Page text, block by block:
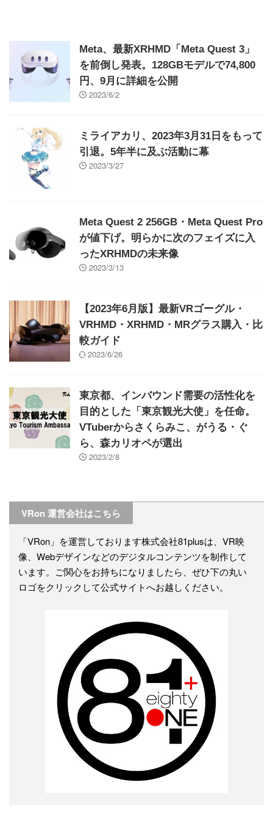
Meta、最新XRHMD「Meta Quest 3」
を前倒し発表。128GBモデルで74,800
円、9月に詳細を公開
2023/6/2
ミライアカリ、2023年3月31日をもって
引退。5年半に及ぶ活動に幕
2023/3/27
Meta Quest 2 256GB・Meta Quest Pro
が値下げ。明らかに次のフェイズに入
ったXRHMDの未来像
2023/3/13
【2023年6月版】最新VRゴーグル・
VRHMD・XRHMD・MRグラス購入・比
較ガイド
2023/6/26
東京都、インバウンド需要の活性化を
目的とした「東京観光大使」を任命。
VTuberからさくらみこ、がうる・ぐ
ら、森カリオペが選出
2023/2/8
VRon 運営会社はこちら
「VRon」を運営しております株式会社81plusは、VR映
像、Webデザインなどのデジタルコンテンツを制作して
います。ご関心をお持ちになりましたら、ぜひ下の丸い
ロゴをクリックして公式サイトへお越しください。